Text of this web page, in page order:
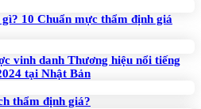
10 Chuẩn mực thẩm định giá
vinh danh Thương hiệu nổi tiếng
tại Nhật Bản
thẩm định giá?